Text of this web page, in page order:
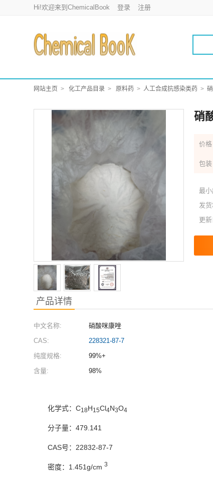
Hi!欢迎来到ChemicalBook 登录 注册
网站主页 化工产品目录 原料药 人工合成抗感染类药
硝
价格
包装
最
发
更
产品详情
中文名称: 硝酸咪康唑
CAS:
228321-87-7
纯度规格:
99%+
含量:
98%
化学式：C18H15Cl4N3O4
分子量：479.141
CAS号：22832-87-7
密度：1.451g/cm 3